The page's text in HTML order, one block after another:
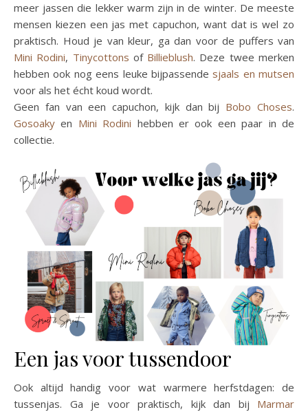
meer jassen die lekker warm zijn in de winter. De meeste
mensen kiezen een jas met capuchon, want dat is wel zo
praktisch. Houd je van kleur, ga dan voor de puffers van
Mini Rodini, Tinycottons of Billieblush. Deze twee merken
hebben ook nog eens leuke bijpassendesjaals en mutsen
voor als het écht koud wordt.
Geen fan van een capuchon, kijk dan bij Bobo Choses.
Gosoaky en Mini Rodini hebben er ook een paar in de
collectie.
Een jas voor tussendoor
Ook altijd handig voor wat warmere herfstdagen: de
tussenjas. Ga je voor praktisch, kijk dan bij Marmar